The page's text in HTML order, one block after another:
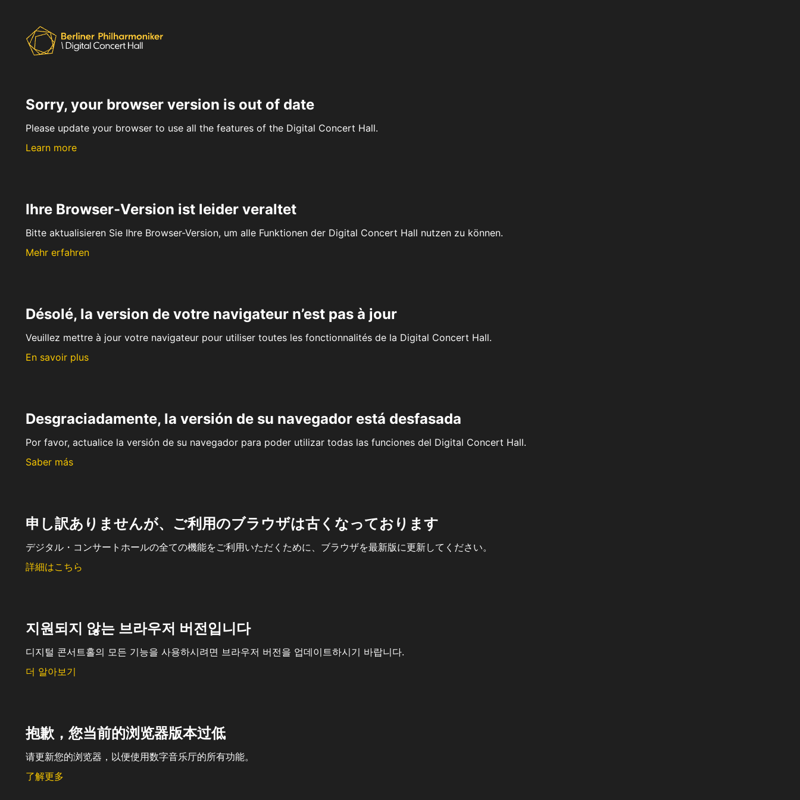
Sorry, your browser version is out of date
Please update your browser to use all the features of the Digital Concert Hall.
Learn more
Ihre Browser-Version ist leider veraltet
Bitte aktualisieren Sie Ihre Browser-Version, um alle Funktionen der Digital Concert Hall nutzen zu können.
Mehr erfahren
Désolé, la version de votre navigateur n’est pas à jour
Veuillez mettre à jour votre navigateur pour utiliser toutes les fonctionnalités de la Digital Concert Hall.
En savoir plus
Desgraciadamente, la versión de su navegador está desfasada
Por favor, actualice la versión de su navegador para poder utilizar todas las funciones del Digital Concert Hall.
Saber más
申し訳ありませんが、ご利用のブラウザは古くなっております
デジタル・コンサートホールの全ての機能をご利用いただくために、ブラウザを最新版に更新してください。
詳細はこちら
지원되지 않는 브라우저 버전입니다
디지털 콘서트홀의 모든 기능을 사용하시려면 브라우저 버전을 업데이트하시기 바랍니다.
더 알아보기
抱歉，您当前的浏览器版本过低
请更新您的浏览器，以便使用数字音乐厅的所有功能。
了解更多